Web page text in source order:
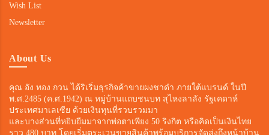
Wish List
Newsletter
About Us
คุณ อัง ทอง กวน ได้ริเริ่มธุรกิจค้าขายผงชาดำ ภายใต้แบรนด์ ในปี
พ.ศ.2485 (ค.ศ.1942) ณ หมู่บ้านแถบชนบท สุไหงลาลัง รัฐเคดาห์
ประเทศมาเลเซีย ด้วยเงินทุนที่รวบรวมมา
และบางส่วนที่หยิบยืมมาจากพ่อตาเพียง 50 ริงกิต หรือคิดเป็นเงินไทย
ราว 480 บาท โดยเริ่มตระเวนขายสินค้าพร้อมบริการจัดส่งถึงหน้าบ้าน